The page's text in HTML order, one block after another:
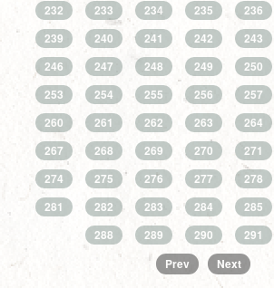
232
233 234 235 236
239
240 241 242 243
246
247 248 249 250
253
254 255 256 257
260
261 262 263 264
267
268 269 270 271
274
275 276 277 278
281
282 283 284 285
288
289 290 291
Prev
Next